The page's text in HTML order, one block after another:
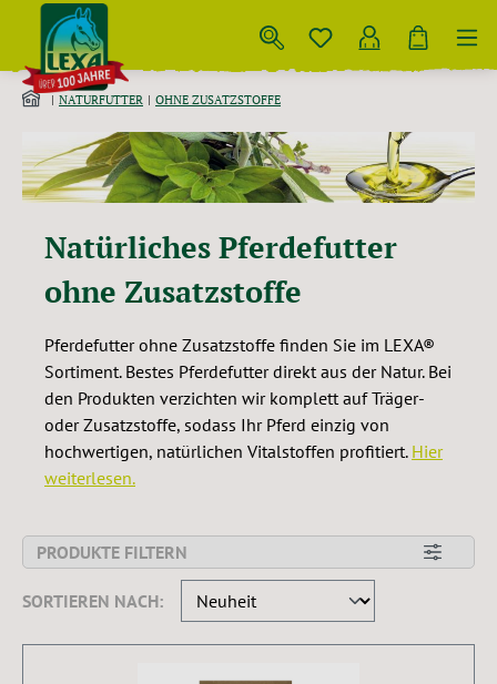
Zum Hauptinhalt springen
NATURFUTTER OHNE ZUSATZSTOFFE
Natürliches Pferdefutter
ohne Zusatzstoffe
Pferdefutter ohne Zusatzstoffe finden Sie im LEXA®
Sortiment. Bestes Pferdefutter direkt aus der Natur. Bei
den Produkten verzichten wir komplett auf Träger-
oder Zusatzstoffe, sodass Ihr Pferd einzig von
hochwertigen, natürlichen Vitalstoffen profitiert. Hier
weiterlesen.
PRODUKTE FILTERN
SORTIEREN NACH: